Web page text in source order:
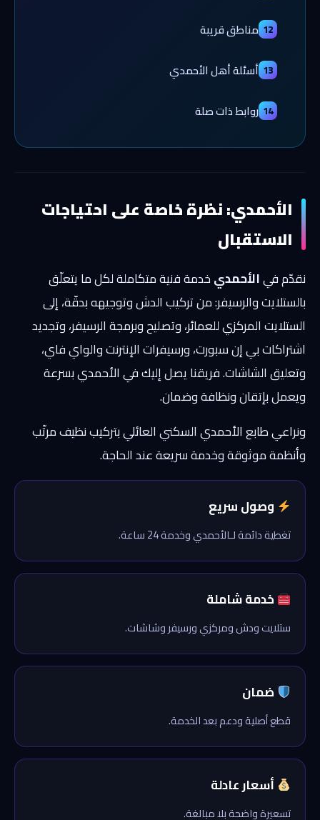
12 مناطق قريبة
13 أسئلة أهل الأحمدي
14 روابط ذات صلة
الأحمدي: نظرة خاصة على احتياجات
الاستقبال
نقدّم فيالأحمديخدمة فنية متكاملة لكل ما يتعلّق
بالستلايت والرسيفر: من تركيب الدش وتوجيهه بدقّة، إلى
الستلايت المركزي للعمائر، وتصليح وبرمجة الرسيفر، وتجديد
اشتراكات بي إن سبورت، ورسيفرات الإنترنت والواي فاي،
وتعليق الشاشات. فريقنا يصل إليك في الأحمدي بسرعة
ويعمل بإتقان ونظافة وضمان.
ونراعي طابع الأحمدي السكني العائلي بتركيب نظيف مرتّب
وأنظمة موثوقة وخدمة سريعة عند الحاجة.
وصول سريع
تغطية دائمة لـالأحمدي وخدمة 24 ساعة.
خدمة شاملة
ستلايت ودش ومركزي ورسيفر وشاشات.
ضمان
قطع أصلية ودعم بعد الخدمة.
أسعار عادلة
تسعيرة واضحة بلا مبالغة.